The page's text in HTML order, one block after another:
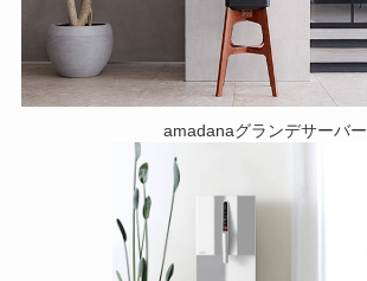
amadanaグランデサーバー